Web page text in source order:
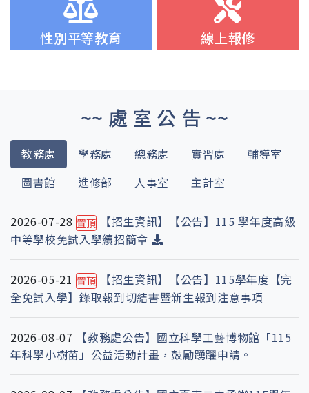
性別平等教育 線上報修
~~ 處 室 公 告 ~~
教務處 學務處 總務處 實習處
輔導室
圖書館
進修部 人事室 主計室
2026-07-28置頂
【招生資訊】【公告】115 學年度高級
中等學校免試入學續招簡章
2026-05-21置頂
【招生資訊】【公告】115學年度【完
全免試入學】錄取報到切結書暨新生報到注意事項
2026-08-07
【教務處公告】國立科學工藝博物館「115
年科學小樹苗」公益活動計畫，鼓勵踴躍申請。